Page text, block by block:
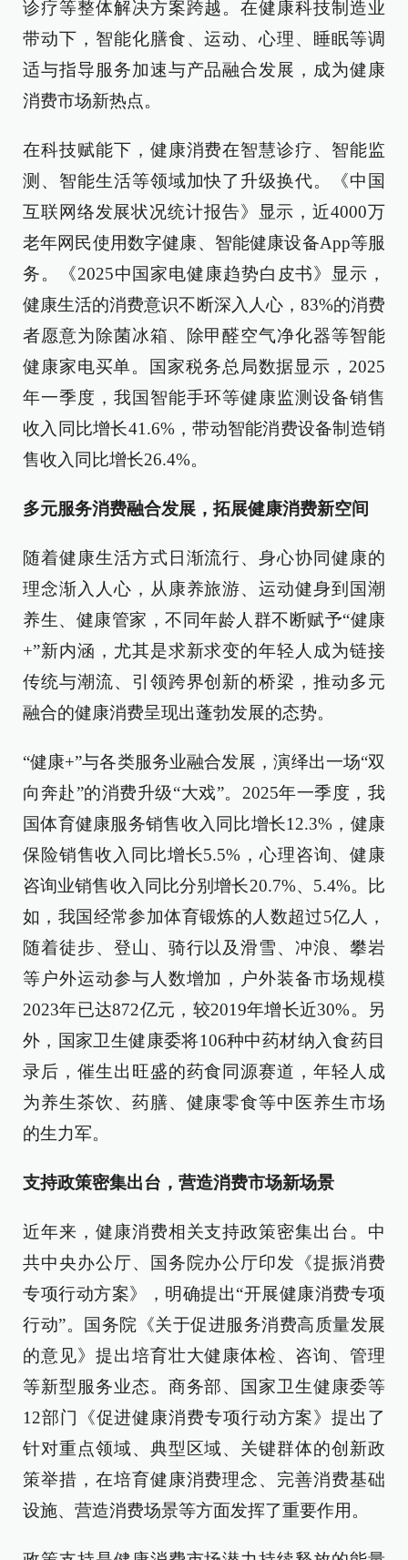
诊疗等整体解决方案跨越。在健康科技制造业
带动下，智能化膳食、运动、心理、睡眠等调
适与指导服务加速与产品融合发展，成为健康
消费市场新热点。
在科技赋能下，健康消费在智慧诊疗、智能监
测、智能生活等领域加快了升级换代。《中国
互联网络发展状况统计报告》显示，近4000万
老年网民使用数字健康、智能健康设备App等服
务。《2025中国家电健康趋势白皮书》显示，
健康生活的消费意识不断深入人心，83%的消费
者愿意为除菌冰箱、除甲醛空气净化器等智能
健康家电买单。国家税务总局数据显示，2025
年一季度，我国智能手环等健康监测设备销售
收入同比增长41.6%，带动智能消费设备制造销
售收入同比增长26.4%。
多元服务消费融合发展，拓展健康消费新空间
随着健康生活方式日渐流行、身心协同健康的
理念渐入人心，从康养旅游、运动健身到国潮
养生、健康管家，不同年龄人群不断赋予“健康
+”新内涵，尤其是求新求变的年轻人成为链接
传统与潮流、引领跨界创新的桥梁，推动多元
融合的健康消费呈现出蓬勃发展的态势。
“健康+”与各类服务业融合发展，演绎出一场“双
向奔赴”的消费升级“大戏”。2025年一季度，我
国体育健康服务销售收入同比增长12.3%，健康
保险销售收入同比增长5.5%，心理咨询、健康
咨询业销售收入同比分别增长20.7%、5.4%。比
如，我国经常参加体育锻炼的人数超过5亿人，
随着徒步、登山、骑行以及滑雪、冲浪、攀岩
等户外运动参与人数增加，户外装备市场规模
2023年已达872亿元，较2019年增长近30%。另
外，国家卫生健康委将106种中药材纳入食药目
录后，催生出旺盛的药食同源赛道，年轻人成
为养生茶饮、药膳、健康零食等中医养生市场
的生力军。
支持政策密集出台，营造消费市场新场景
近年来，健康消费相关支持政策密集出台。中
共中央办公厅、国务院办公厅印发《提振消费
专项行动方案》，明确提出“开展健康消费专项
行动”。国务院《关于促进服务消费高质量发展
的意见》提出培育壮大健康体检、咨询、管理
等新型服务业态。商务部、国家卫生健康委等
12部门《促进健康消费专项行动方案》提出了
针对重点领域、典型区域、关键群体的创新政
策举措，在培育健康消费理念、完善消费基础
设施、营造消费场景等方面发挥了重要作用。